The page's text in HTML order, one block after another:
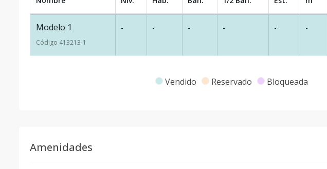
Modelo 1
Código 413213-1
- - - - - -
Vendido Reservado Bloqueada
Amenidades